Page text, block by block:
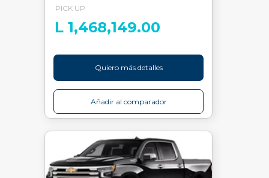
PICK UP
L 1,468,149.00
Quiero más detalles
Añadir al comparador